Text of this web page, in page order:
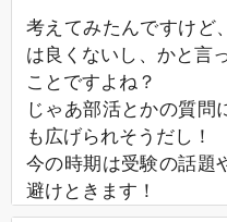
考えてみたんですけど
は良くないし、かと言
ことですよね？
じゃあ部活とかの質問
も広げられそうだし！
今の時期は受験の話題
避けときます！